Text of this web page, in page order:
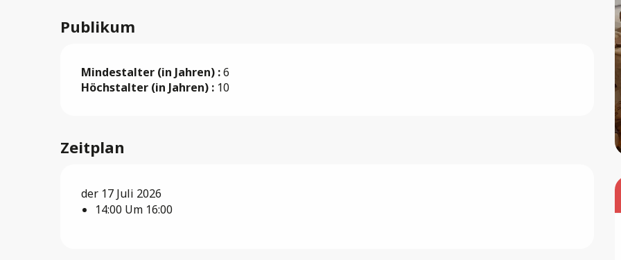
Publikum
Mindestalter (in Jahren) :6
Höchstalter (in Jahren) : 10
Zeitplan
der 17 Juli 2026
14:00 Um 16:00